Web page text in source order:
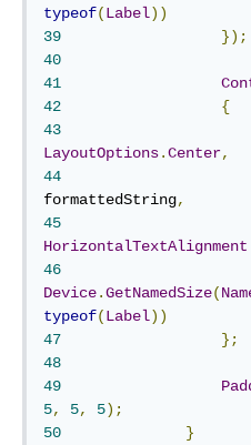
typeof(Label))
39
});
40
41
42
{
43
LayoutOptions.Center,
44
formattedString,
45
HorizontalTextAlignment
46
Device.GetNamedSize(
typeof(Label))
47
};
48
49
5, 5, 5);
50
}